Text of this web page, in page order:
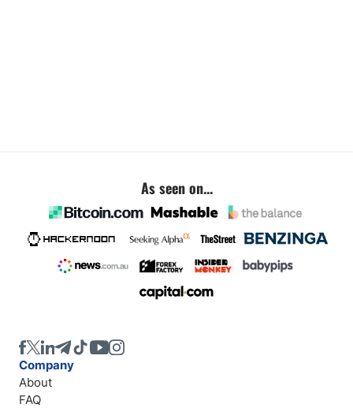
As seen on...
Company
About
FAQ